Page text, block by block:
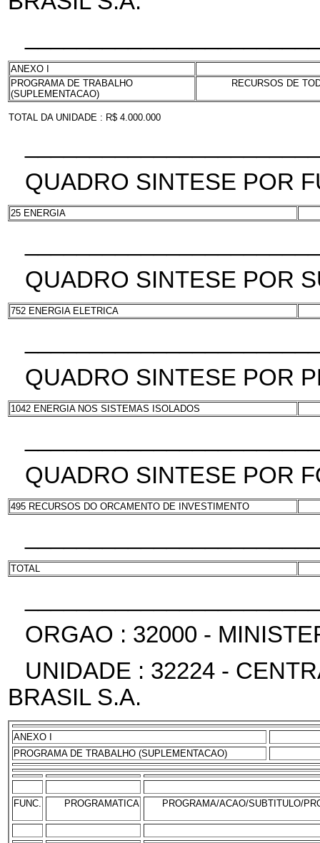
ANEXO I
PROGRAMA DE TRABALHO
(SUPLEMENTACAO)
RECURSOS DE
TOTAL DA UNIDADE : R$ 4.000.000
QUADRO SINTESE POR
25 ENERGIA
QUADRO SINTESE POR
752 ENERGIA ELETRICA
QUADRO SINTESE POR
1042 ENERGIA NOS SISTEMAS ISOLADOS
QUADRO SINTESE POR
495 RECURSOS DO ORCAMENTO DE INVESTIMENTO
TOTAL
ORGAO : 32000 -
UNIDADE : 32224 -
BRASIL S.A.
ANEXO I
PROGRAMA DE TRABALHO (SUPLEMENTACAO)
FUNC. PROGRAMATICA PROGRAMA/ACAO/SUBTITULO/